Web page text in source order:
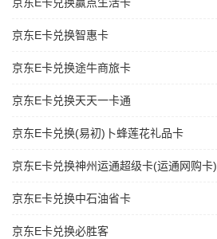
京东E卡兑换智惠卡
京东E卡兑换途牛商旅卡
京东E卡兑换天天一卡通
京东E卡兑换(易初)卜蜂莲花礼品卡
京东E卡兑换神州运通超级卡(运通网购卡)
京东E卡兑换中石油省卡
京东E卡兑换必胜客